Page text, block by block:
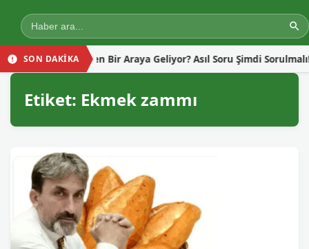
SON DAKİKA
İçin Neden Bir Araya Geliyor? Asıl Soru Şimdi Sorulmalı!
Etiket: Ekmek zammı